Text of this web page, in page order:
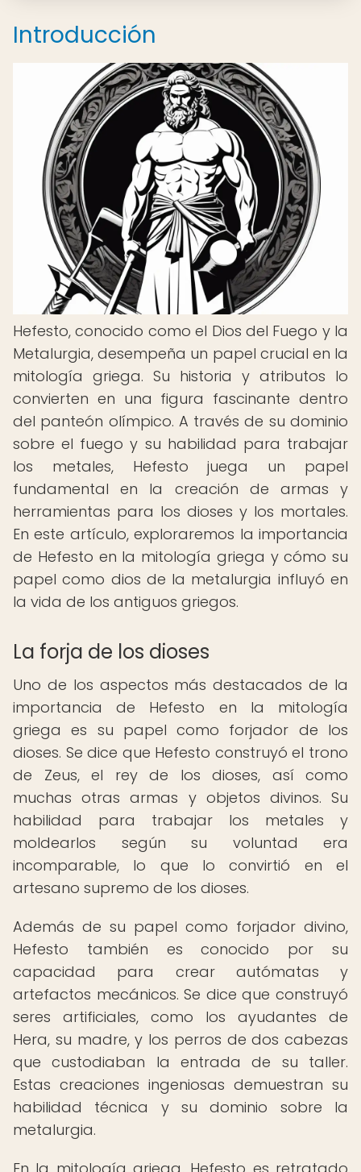
Introducción
Hefesto, conocido como el Dios del Fuego y la
Metalurgia, desempeña un papel crucial en la
mitología griega. Su historia y atributos lo
convierten en una figura fascinante dentro
del panteón olímpico. A través de su dominio
sobre el fuego y su habilidad para trabajar
los metales, Hefesto juega un papel
fundamental en la creación de armas y
herramientas para los dioses y los mortales.
En este artículo, exploraremos la importancia
de Hefesto en la mitología griega y cómo su
papel como dios de la metalurgia influyó en
la vida de los antiguos griegos.
La forja de los dioses
Uno de los aspectos más destacados de la
importancia de Hefesto en la mitología
griega es su papel como forjador de los
dioses. Se dice que Hefesto construyó el trono
de Zeus, el rey de los dioses, así como
muchas otras armas y objetos divinos. Su
habilidad para trabajar los metales y
moldearlos según su voluntad era
incomparable, lo que lo convirtió en el
artesano supremo de los dioses.
Además de su papel como forjador divino,
Hefesto también es conocido por su
capacidad para crear autómatas y
artefactos mecánicos. Se dice que construyó
seres artificiales, como los ayudantes de
Hera, su madre, y los perros de dos cabezas
que custodiaban la entrada de su taller.
Estas creaciones ingeniosas demuestran su
habilidad técnica y su dominio sobre la
metalurgia.